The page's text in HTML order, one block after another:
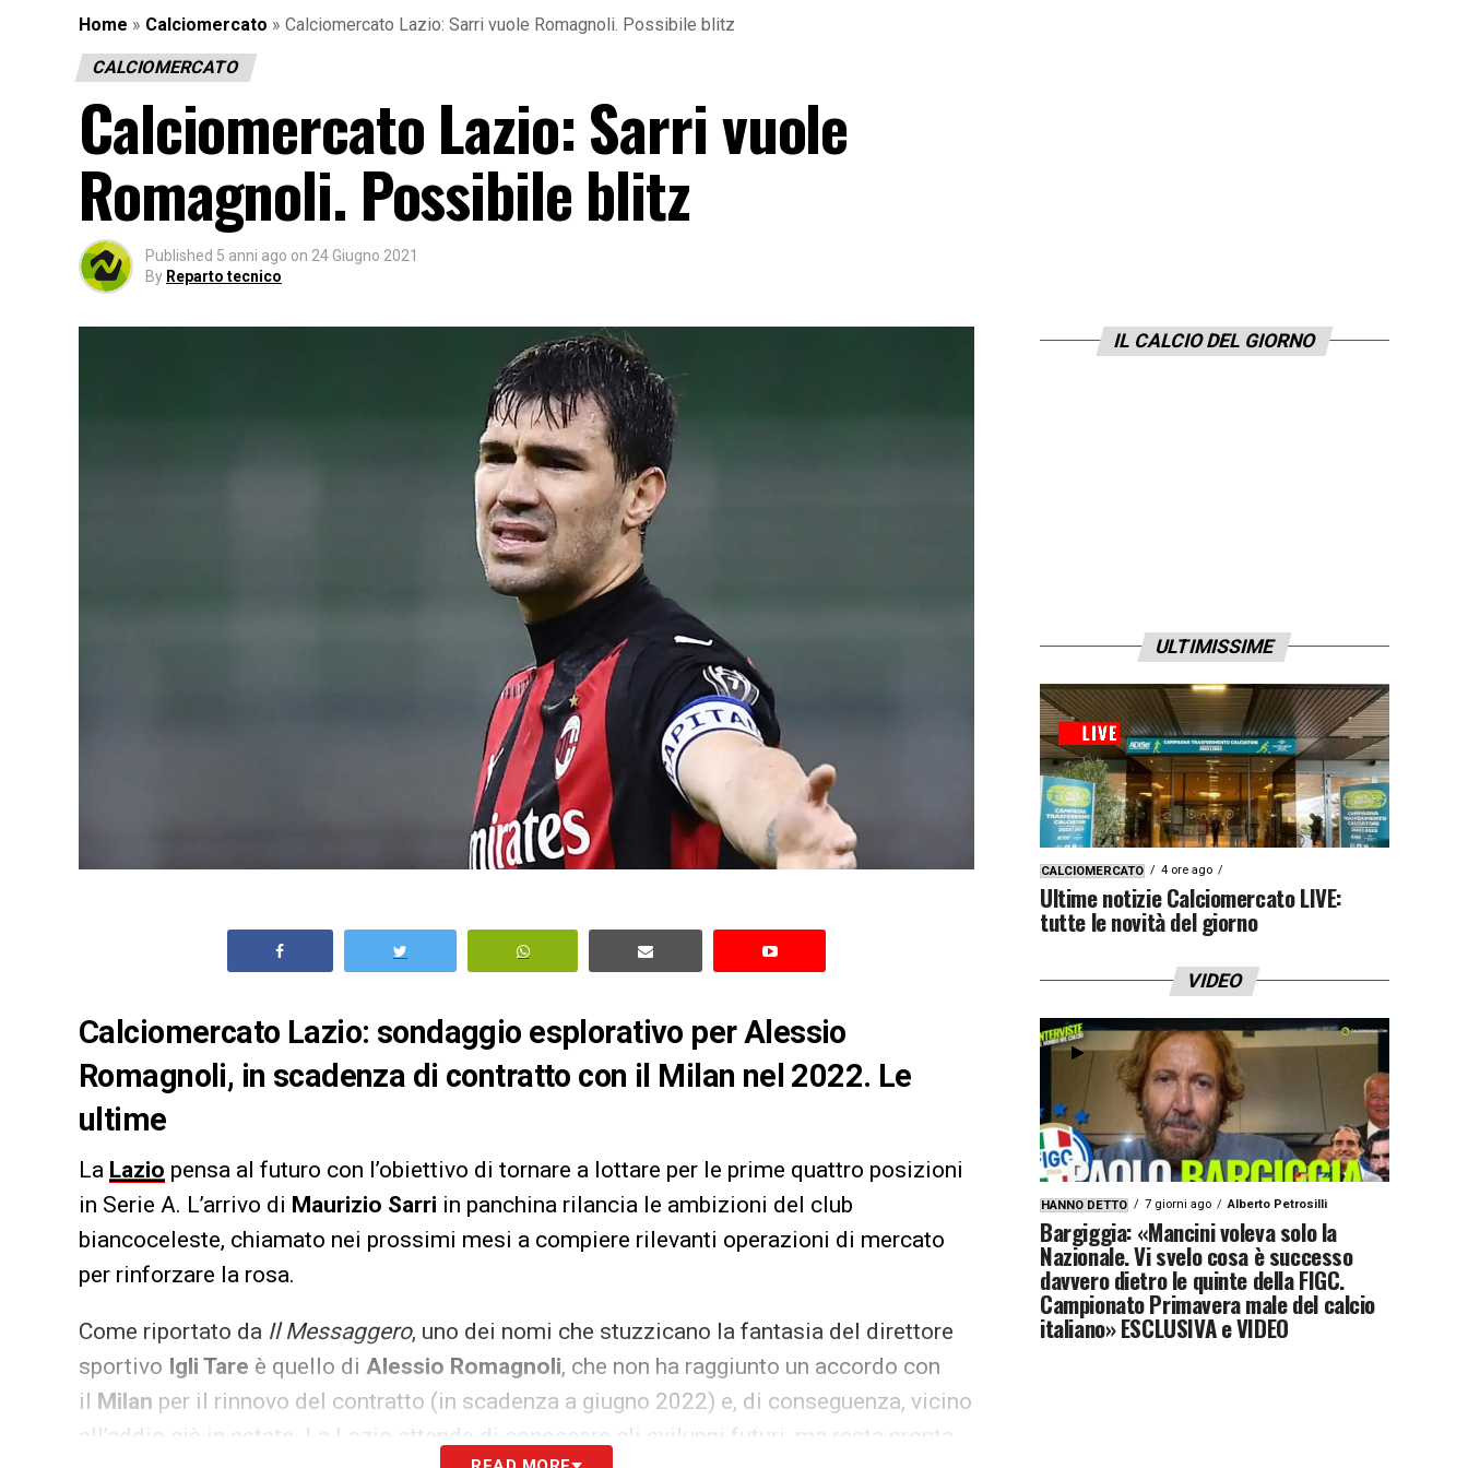
Home » Calciomercato » Calciomercato Lazio: Sarri vuole Romagnoli. Possibile blitz
CALCIOMERCATO
Calciomercato Lazio: Sarri vuole
Romagnoli. Possibile blitz
Published 5 anni ago on 24 Giugno 2021
By Reparto tecnico
Calciomercato Lazio: sondaggio esplorativo per Alessio
Romagnoli, in scadenza di contratto con il Milan nel 2022. Le
ultime
La Lazio pensa al futuro con l’obiettivo di tornare a lottare per le prime quattro posizioni
in Serie A. L’arrivo di Maurizio Sarri in panchina rilancia le ambizioni del club
biancoceleste, chiamato nei prossimi mesi a compiere rilevanti operazioni di mercato
per rinforzare la rosa.
Come riportato da Il Messaggero, uno dei nomi che stuzzicano la fantasia del direttore
sportivo Igli Tare è quello di Alessio Romagnoli, che non ha raggiunto un accordo con
il Milan per il rinnovo del contratto (in scadenza a giugno 2022) e, di conseguenza, vicino
all’addio già in estate. La Lazio attende di conoscere gli sviluppi futuri, ma resta pronta
IL CALCIO DEL GIORNO
ULTIMISSIME
CALCIOMERCATO 4 ore ago
Ultime notizie Calciomercato LIVE:
tutte le novità del giorno
VIDEO
HANNO DETTO 7 giorni ago Alberto Petrosilli
Bargiggia: «Mancini voleva solo la
Nazionale. Vi svelo cosa è successo
davvero dietro le quinte della FIGC.
Campionato Primavera male del calcio
italiano» ESCLUSIVA e VIDEO